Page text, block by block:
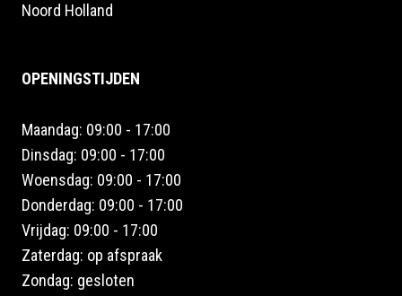
Noord Holland
OPENINGSTIJDEN
Maandag: 09:00 - 17:00
Dinsdag: 09:00 - 17:00
Woensdag: 09:00 - 17:00
Donderdag: 09:00 - 17:00
Vrijdag: 09:00 - 17:00
Zaterdag: op afspraak
Zondag: gesloten